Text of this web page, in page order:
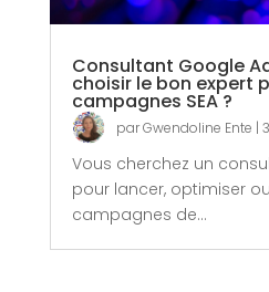
Consultant Google
choisir le bon expert
campagnes SEA ?
parGwendoline Ente
Vous cherchez un
pour lancer, optimiser
campagnes de...